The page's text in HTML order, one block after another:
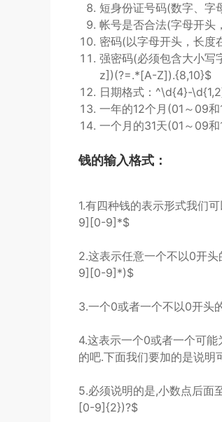
短身份证号码(数字、
帐号是否合法(字母开
密码(以字母开头，长
强密码(必须包含大小
z])(?=.*[A-Z]).{8,10}$
日期格式：^\d{4}-
一年的12个月(01～09
一个月的31天(01～09
钱的输入格式：
1.有四种钱的表示形式我们
9][0-9]*$
2.这表示任意一个不以0开
9][0-9]*)$
3.一个0或者一个不以0开
4.这表示一个0或者一个可
的吧.下面我们要加的是说
5.必须说明的是,小数点后面
[0-9]{2})?$